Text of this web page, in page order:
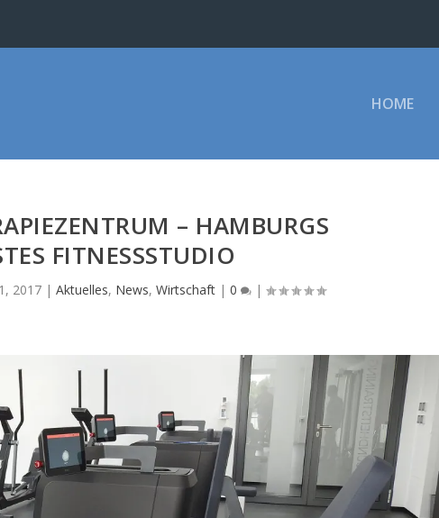
HOME
– HAMBURGS
FITNESSSTUDIO
2017 |Aktuelles, News,Wirtschaft |0 |